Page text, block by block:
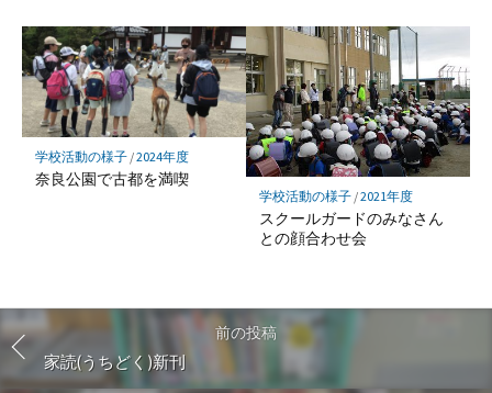
学校活動の様子/2024年度
奈良公園で古都を満喫
学校活動の様子/2021年度
スクールガードのみなさん
との顔合わせ会
前の投稿
家読(うちどく)新刊